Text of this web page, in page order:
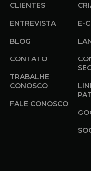
CLIENTES
ENTREVISTA
BLOG
CONTATO
TRABALHE
CONOSCO
FALE CONOSCO
E-